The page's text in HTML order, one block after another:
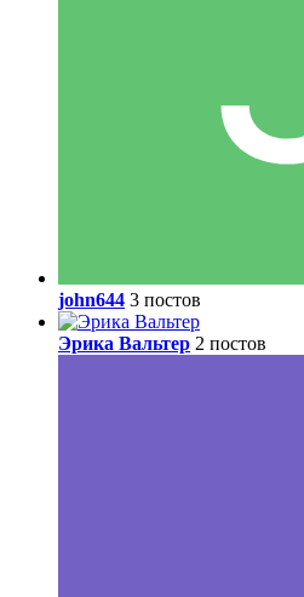
john644 3 постов
Эрика Вальтер 2 постов